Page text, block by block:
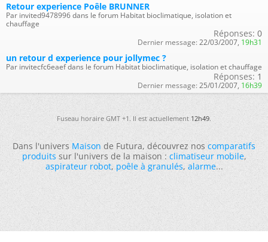
Retour experience Poêle BRUNNER
Par invited9478996 dans le forum Habitat bioclimatique, isolation et
chauffage
Réponses: 0
Dernier message: 22/03/2007, 19h31
un retour d experience pour jollymec ?
Par invitecfc6eaef dans le forum Habitat bioclimatique, isolation et chauffage
Réponses: 1
Dernier message: 25/01/2007, 16h39
Fuseau horaire GMT +1. Il est actuellement12h49.
Dans l'universMaisonde Futura, découvrez noscomparatifs
produitssur l'univers de la maison :climatiseur mobile,
aspirateur robot,poêle à granulés,alarme...